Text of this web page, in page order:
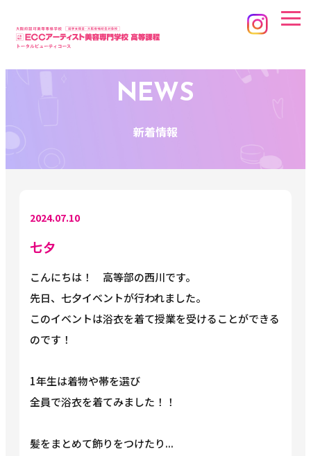
NEWS
新着情報
2024.07.10
七夕
こんにちは！ 高等部の西川です。
先日、七夕イベントが行われました。
このイベントは浴衣を着て授業を受けることができる
のです！
1年生は着物や帯を選び
全員で浴衣を着てみました！！
髪をまとめて飾りをつけたり...